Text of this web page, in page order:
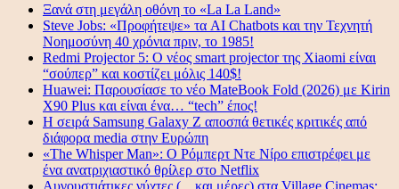
Ξανά στη μεγάλη οθόνη το «La La Land»
Steve Jobs: «Προφήτεψε» τα AI Chatbots και την Τεχνητή
Νοημοσύνη 40 χρόνια πριν, το 1985!
Redmi Projector 5: Ο νέος smart projector της Xiaomi είναι
“σούπερ” και κοστίζει μόλις 140$!
Huawei: Παρουσίασε το νέο MateBook Fold (2026) με Kirin
X90 Plus και είναι ένα… “tech” έπος!
Η σειρά Samsung Galaxy Z αποσπά θετικές κριτικές από
διάφορα media στην Ευρώπη
«The Whisper Man»: Ο Ρόμπερτ Ντε Νίρο επιστρέφει με
ένα ανατριχιαστικό θρίλερ στο Netflix
Αυγουστιάτικες νύχτες (…και μέρες) στα Village Cinemas: